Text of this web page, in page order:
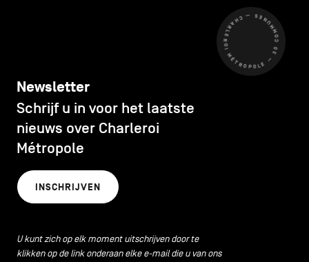
CHARLEROI MÉTROPOLE — 30 COMMUNES —
Newsletter
Schrijf u in voor het laatste
nieuws over Charleroi
Métropole
INSCHRIJVEN
U kunt zich op elk moment uitschrijven door te
klikken op de link onderaan elke e-mail die u van ons